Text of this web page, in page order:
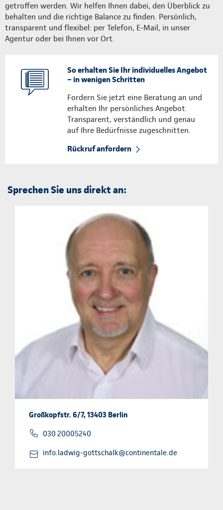
getroffen werden. Wir helfen Ihnen dabei, den Überblick zu
behalten und die richtige Balance zu finden. Persönlich,
transparent und flexibel: per Telefon, E-Mail, in unser
Agentur oder bei Ihnen vor Ort.
So erhalten Sie Ihr individuelles Angebot
– in wenigen Schritten
Fordern Sie jetzt eine Beratung an und
erhalten Ihr persönliches Angebot.
Transparent, verständlich und genau
auf Ihre Bedürfnisse zugeschnitten.
Rückruf anfordern
Sprechen Sie uns direkt an:
Großkopfstr. 6/7, 13403 Berlin
030 20005240
info.ladwig-gottschalk@continentale.de